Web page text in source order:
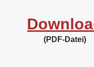
(PDF-Datei)